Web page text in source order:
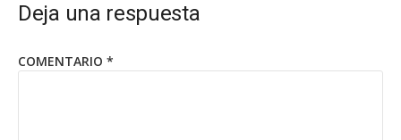
Deja una respuesta
COMENTARIO *